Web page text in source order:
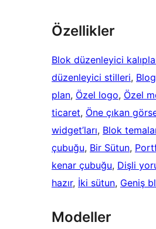
Özellikler
Blok düzenleyici
düzenleyici stilleri, Blog
plan, Özel logo, Özel
ticaret, Öne çıkan
widget’ları, Blok
çubuğu, Bir Sütun,
kenar çubuğu, Dişli
hazır, İki sütun, Geniş
Modeller